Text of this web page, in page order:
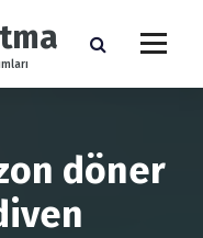
döner